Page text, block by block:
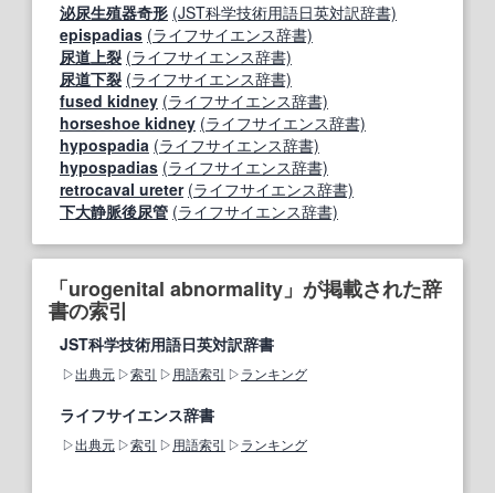
泌尿生殖器奇形 (JST科学技術用語日英対訳辞書)
epispadias (ライフサイエンス辞書)
尿道上裂 (ライフサイエンス辞書)
尿道下裂 (ライフサイエンス辞書)
fused kidney (ライフサイエンス辞書)
horseshoe kidney (ライフサイエンス辞書)
hypospadia (ライフサイエンス辞書)
hypospadias (ライフサイエンス辞書)
retrocaval ureter (ライフサイエンス辞書)
下大静脈後尿管 (ライフサイエンス辞書)
「urogenital abnormality」が掲載された辞
書の索引
JST科学技術用語日英対訳辞書
出典元 索引 用語索引 ランキング
ライフサイエンス辞書
出典元 索引 用語索引 ランキング